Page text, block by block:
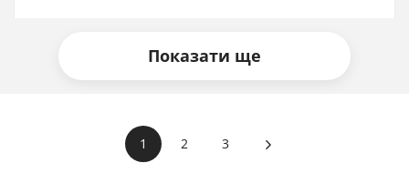
Показати ще
1 2 3